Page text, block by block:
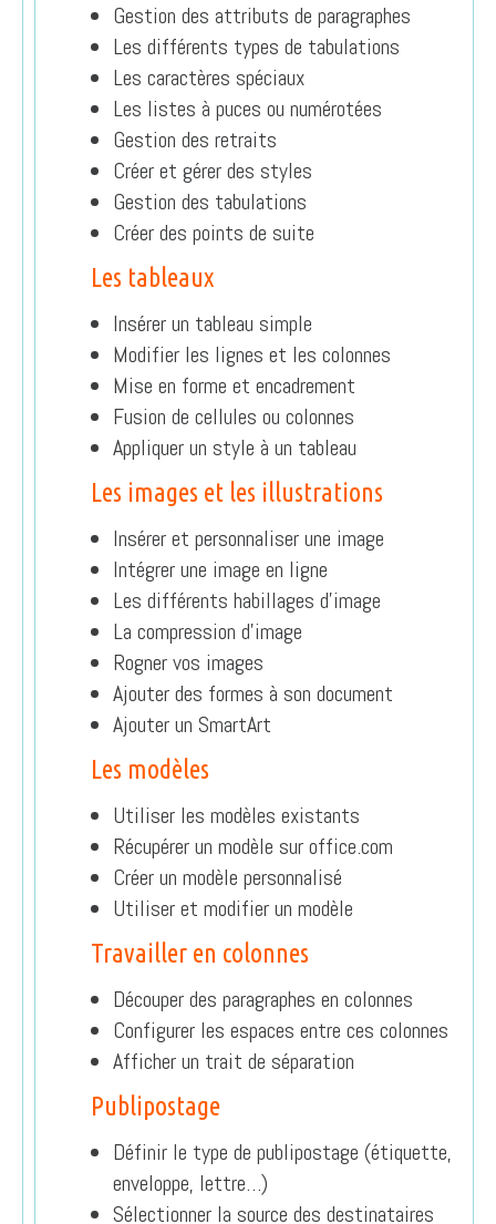
Gestion des attributs de paragraphes
Les différents types de tabulations
Les caractères spéciaux
Les listes à puces ou numérotées
Gestion des retraits
Créer et gérer des styles
Gestion des tabulations
Créer des points de suite
Les tableaux
Insérer un tableau simple
Modifier les lignes et les colonnes
Mise en forme et encadrement
Fusion de cellules ou colonnes
Appliquer un style à un tableau
Les images et les illustrations
Insérer et personnaliser une image
Intégrer une image en ligne
Les différents habillages d’image
La compression d’image
Rogner vos images
Ajouter des formes à son document
Ajouter un SmartArt
Les modèles
Utiliser les modèles existants
Récupérer un modèle sur office.com
Créer un modèle personnalisé
Utiliser et modifier un modèle
Travailler en colonnes
Découper des paragraphes en colonnes
Configurer les espaces entre ces colonnes
Afficher un trait de séparation
Publipostage
Définir le type de publipostage (étiquette,
enveloppe, lettre…)
Sélectionner la source des destinataires